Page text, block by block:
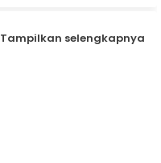
Tampilkan selengkapnya